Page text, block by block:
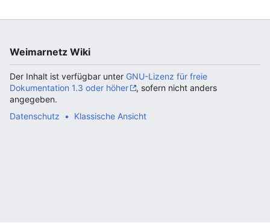
Weimarnetz Wiki
Der Inhalt ist verfügbar unter GNU-Lizenz für freie
Dokumentation 1.3 oder höher
, sofern nicht anders
angegeben.
Datenschutz
Klassische Ansicht